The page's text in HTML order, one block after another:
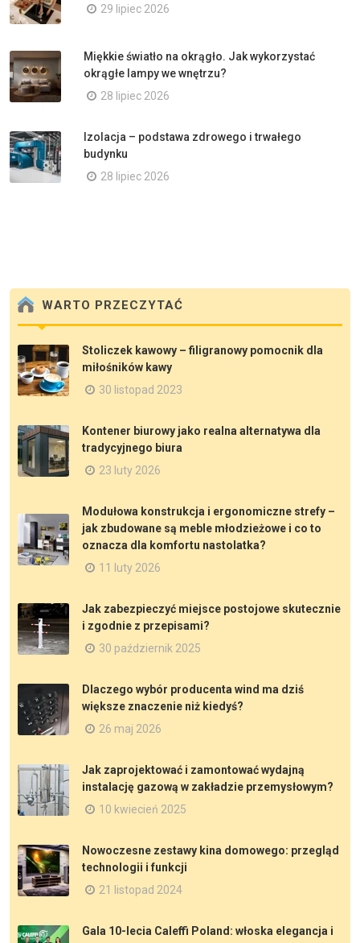
29 lipiec 2026
Miękkie światło na okrągło. Jak wykorzystać
okrągłe lampy we wnętrzu?
28 lipiec 2026
Izolacja – podstawa zdrowego i trwałego
budynku
28 lipiec 2026
WARTO PRZECZYTAĆ
Stoliczek kawowy – filigranowy pomocnik dla
miłośników kawy
30 listopad 2023
Kontener biurowy jako realna alternatywa dla
tradycyjnego biura
23 luty 2026
Modułowa konstrukcja i ergonomiczne strefy –
jak zbudowane są meble młodzieżowe i co to
oznacza dla komfortu nastolatka?
11 luty 2026
Jak zabezpieczyć miejsce postojowe skutecznie
i zgodnie z przepisami?
30 październik 2025
Dlaczego wybór producenta wind ma dziś
większe znaczenie niż kiedyś?
26 maj 2026
Jak zaprojektować i zamontować wydajną
instalację gazową w zakładzie przemysłowym?
10 kwiecień 2025
Nowoczesne zestawy kina domowego: przegląd
technologii i funkcji
21 listopad 2024
Gala 10-lecia Caleffi Poland: włoska elegancja i